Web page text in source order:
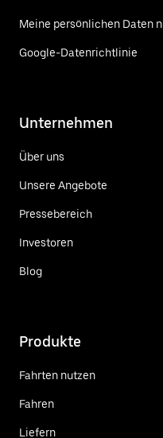
Meine persönlichen Daten
Google-Datenrichtlinie
Unternehmen
Über uns
Unsere Angebote
Pressebereich
Investoren
Blog
Produkte
Fahrten nutzen
Fahren
Liefern